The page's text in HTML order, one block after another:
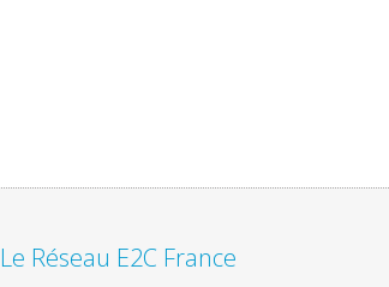
Le Réseau E2C France